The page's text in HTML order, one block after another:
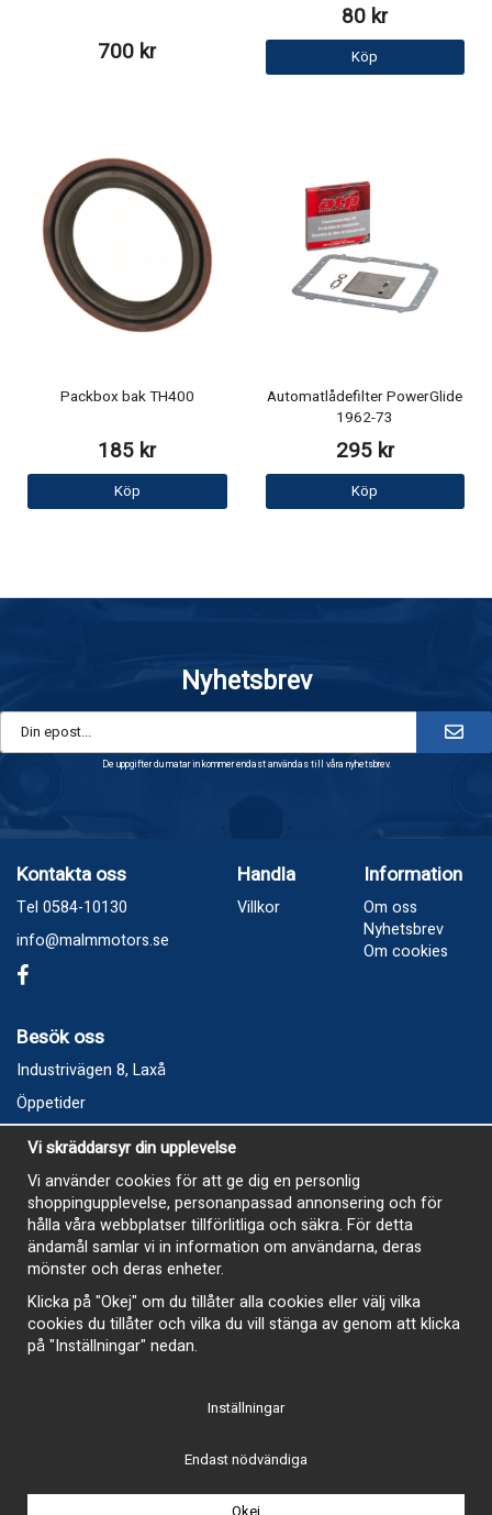
700 kr
80 kr
Köp
Packbox bak TH400
185 kr
Köp
Automatlådefilter PowerGlide
1962-73
295 kr
Köp
Nyhetsbrev
De uppgifter du matar in kommer endast användas till våra nyhetsbrev.
Kontakta oss
Tel 0584-10130
info@malmmotors.se
Handla
Villkor
Information
Om oss
Nyhetsbrev
Om cookies
Besök oss
Industrivägen 8, Laxå
Öppetider
Vecka 32
Måndag kl 9-12, kl 13 - 15
Onsdag kl 9-12, kl 13 - 15
Tisdag, Tordag och Fredag stängt
E-Handelsbutiken är öppen och paket skickas hela
sommaren
Vi skräddarsyr din upplevelse
Vi använder cookies för att ge dig en personlig
shoppingupplevelse, personanpassad annonsering och för
hålla våra webbplatser tillförlitliga och säkra. För detta
ändamål samlar vi in information om användarna, deras
mönster och deras enheter.
Klicka på "Okej" om du tillåter alla cookies eller välj vilka
cookies du tillåter och vilka du vill stänga av genom att klicka
på "Inställningar" nedan.
Inställningar
Endast nödvändiga